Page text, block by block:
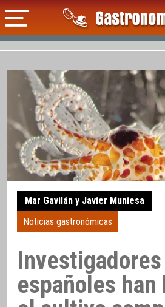
Mar Gavilán y Javier Muniesa
Noticias gastronómicas
Investigadores
españoles han